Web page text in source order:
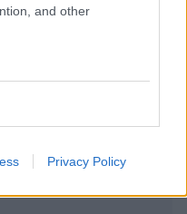
and other
Privacy Policy